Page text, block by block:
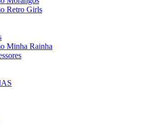
Retro Girls
Minha Rainha